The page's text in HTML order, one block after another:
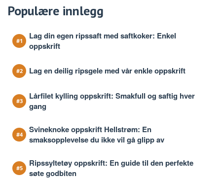
Populære innlegg
Lag din egen ripssaft med saftkoker: Enkel
oppskrift
Lag en deilig ripsgele med vår enkle oppskrift
Lårfilet kylling oppskrift: Smakfull og saftig hver
gang
Svineknoke oppskrift Hellstrøm: En
smaksopplevelse du ikke vil gå glipp av
Ripssyltetøy oppskrift: En guide til den perfekte
søte godbiten